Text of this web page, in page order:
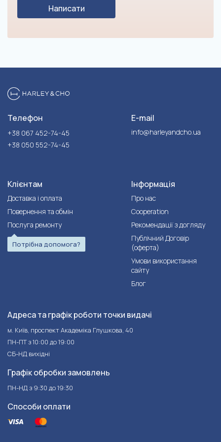
Написати
Телефон
+38 067 452-74-45
+38 050 552-74-45
E-mail
info@harleyandcho.ua
Клієнтам
Доставка і оплата
Повернення та обмін
Послуга ремонту
Потрібна допомога?
Інформація
Про нас
Cooperation
Рекомендації з догляду
Публічний Договір
(оферта)
Умови використання
сайту
Блог
Адреса та графік роботи точки видачі
м. Київ, проспект Академіка Глушкова, 40
ПН-ПТ з 10:00 до 19:00
СБ-НД вихідні
Графік обробки замовлень
ПН-НД з 9:30 до 19:30
Способи оплати